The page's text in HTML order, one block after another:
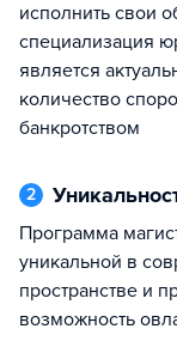
исполнить свои
специализация
является
количество
банкротством
2
Программа магистратуры «Банкротное право» является
уникальной в
пространстве и
возможность